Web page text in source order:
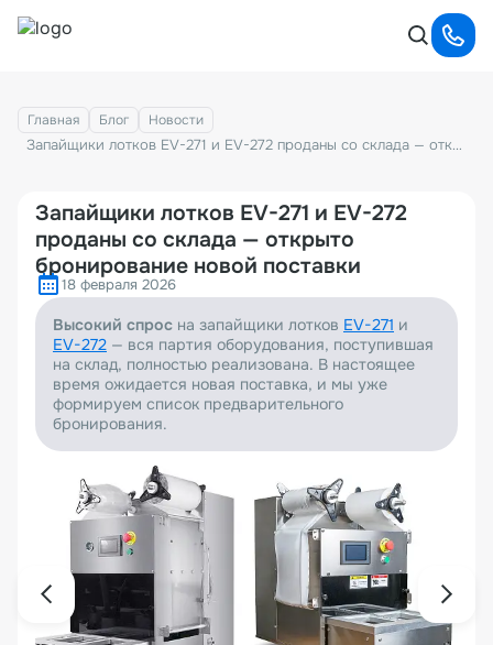
Главная Блог Новости
Запайщики лотков EV-271 и EV-272 проданы со склада — открыто бронирование новой поставки
Запайщики лотков EV-271 и EV-272
проданы со склада — открыто
бронирование новой поставки
18 февраля 2026
Высокий спрос на запайщики лотков EV-271 и
EV-272 — вся партия оборудования, поступившая
на склад, полностью реализована. В настоящее
время ожидается новая поставка, и мы уже
формируем список предварительного
бронирования.